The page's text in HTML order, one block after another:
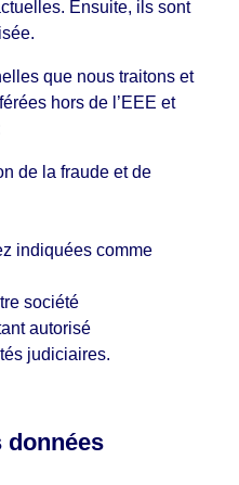
Ensuite, ils sont
que nous traitons et
hors de l’EEE et
de la fraude et de
indiquées comme
société
autorisé
judiciaires.
données